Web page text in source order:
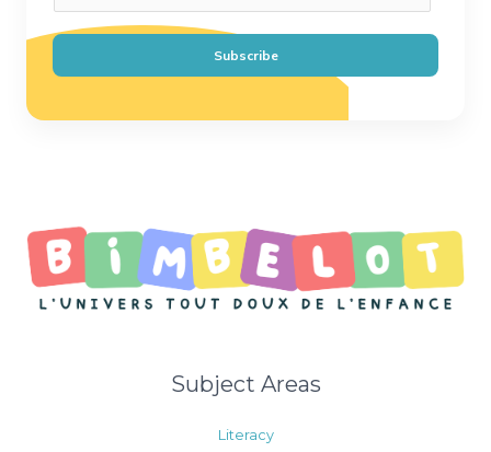
l
Subscribe
Subject Areas
Literacy